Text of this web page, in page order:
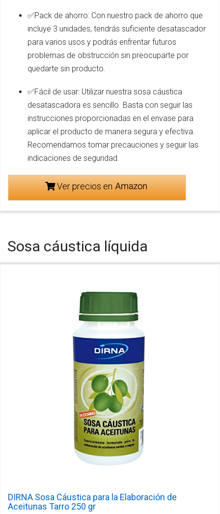
✅Pack de ahorro: Con nuestro pack de ahorro que
incluye 3 unidades, tendrás suficiente desatascador
para varios usos y podrás enfrentar futuros
problemas de obstrucción sin preocuparte por
quedarte sin producto.
✅Fácil de usar: Utilizar nuestra sosa cáustica
desatascadora es sencillo. Basta con seguir las
instrucciones proporcionadas en el envase para
aplicar el producto de manera segura y efectiva.
Recomendamos tomar precauciones y seguir las
indicaciones de seguridad.
Ver precios en
Sosa cáustica líquida
DIRNA Sosa Cáustica para la Elaboración de
Aceitunas Tarro 250 gr